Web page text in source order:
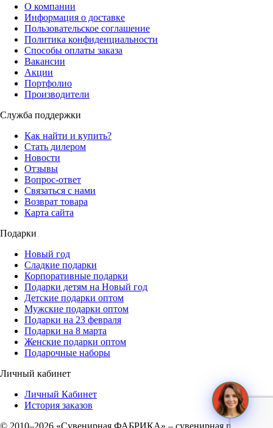
О компании
Информация о доставке
Пользовательское соглашение
Политика конфиденциальности
Способы оплаты заказа
Вакансии
Акции
Портфолио
Производители
Служба поддержки
Как найти и купить?
Стать дилером
Новости
Отзывы
Вопрос-ответ
Связаться с нами
Возврат товара
Карта сайта
Подарки
Новый год
Сладкие подарки
Корпоративные подарки
Подарки детям на Новый год
Детские подарки оптом
Мужские подарки оптом
Подарки на 23 февраля
Подарки на 8 марта
Женские подарки оптом
Подарочные наборы
Личный кабинет
Личный Кабинет
История заказов
© 2010–2026 «Сувенирная ФАБРИКА» – сувенирная продукция